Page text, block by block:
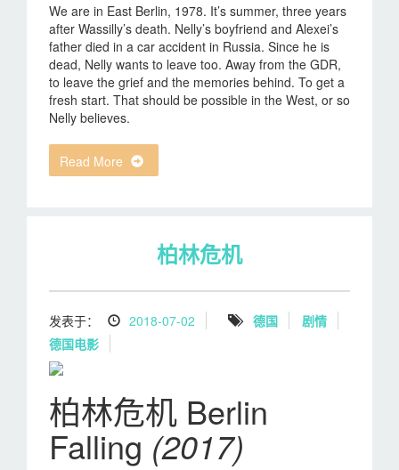
We are in East Berlin, 1978. It’s summer, three years
after Wassilly’s death. Nelly’s boyfriend and Alexei’s
father died in a car accident in Russia. Since he is
dead, Nelly wants to leave too. Away from the GDR,
to leave the grief and the memories behind. To get a
fresh start. That should be possible in the West, or so
Nelly believes.
Read More
柏林危机
发表于： 2018-07-02 德国
剧情
德国电影
柏林危机 Berlin
Falling (2017)